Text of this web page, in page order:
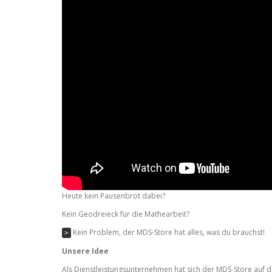
Heute kein Pausenbrot dabei?
Kein Geodreieck für die Mathearbeit?
>
Kein Problem, der MDS-Store hat alles, was du brauchst!
Unsere Idee
Als Dienstleistungsunternehmen hat sich der MDS-Store auf